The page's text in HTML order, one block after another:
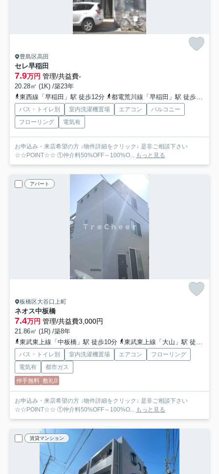
豊島区高田
セレ早稲田
7.9万円 管理/共益費-
20.28㎡ (1K) /築23年
東西線「早稲田」駅 徒歩12分
都電荒川線「早稲田」駅 徒歩3分
バス・トイレ別 室内洗濯機置場 エアコン
バルコニー
フローリング
電気有
お申込み・来店希望の方 ↓物件詳細をクリック↓ 是非ご相談下さい
☆☆POINT☆☆ ①仲介料50%OFF～100%O... もっと見る
アパート
板橋区大谷口上町
ネオス中板橋
7.4万円 管理/共益費3,000円
21.86㎡ (1R) /築8年
東武東上線「中板橋」駅 徒歩10分
東武東上線「大山」駅 徒歩14分
バス・トイレ別 室内洗濯機置場 エアコン
フローリング
電気有
都市ガス
仲手無料 敷礼0
お申込み・来店希望の方 ↓物件詳細をクリック↓ 是非ご相談下さい
☆☆POINT☆☆ ①仲介料50%OFF～100%O... もっと見る
賃貸マンション